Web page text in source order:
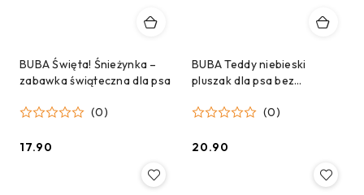
BUBA Święta! Śnieżynka –
zabawka świąteczna dla psa
(0)
Cena:
17.90
BUBA Teddy niebieski
pluszak dla psa bez
(0)
Cena:
20.90